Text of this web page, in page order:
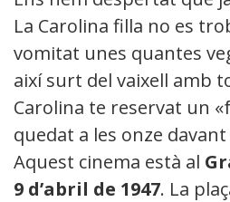
La Carolina filla no es
vomitat unes quantes
així surt del vaixell amb
Carolina te reservat un
quedat a les onze davant
Aquest cinema està al
9 d’abril de 1947. La